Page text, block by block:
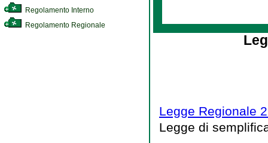
Regolamento Interno
Regolamento Regionale
Legge Regionale
Legge di